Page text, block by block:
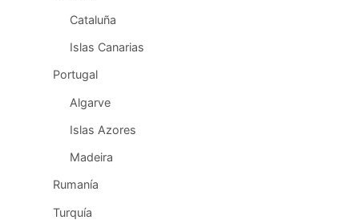
Cataluña
Islas Canarias
Portugal
Algarve
Islas Azores
Madeira
Rumanía
Turquía